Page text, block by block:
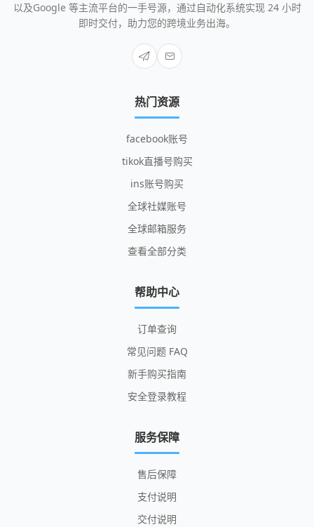
以及Google 等主流平台的一手号源，通过自动化系统实现 24 小时
即时交付，助力您的跨境业务出海。
热门资源
facebook账号
tikok直播号购买
ins账号购买
全球社媒账号
全球邮箱服务
查看全部分类
帮助中心
订单查询
常见问题 FAQ
新手购买指南
安全登录教程
服务保障
售后保障
支付说明
交付说明